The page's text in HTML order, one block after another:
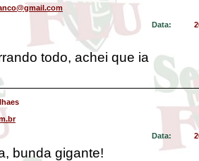
Data:
todo, achei que ia
Data:
bunda gigante!